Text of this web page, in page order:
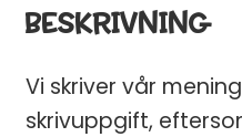
BESKRIVNING
Vi skriver vår
skrivuppgift,